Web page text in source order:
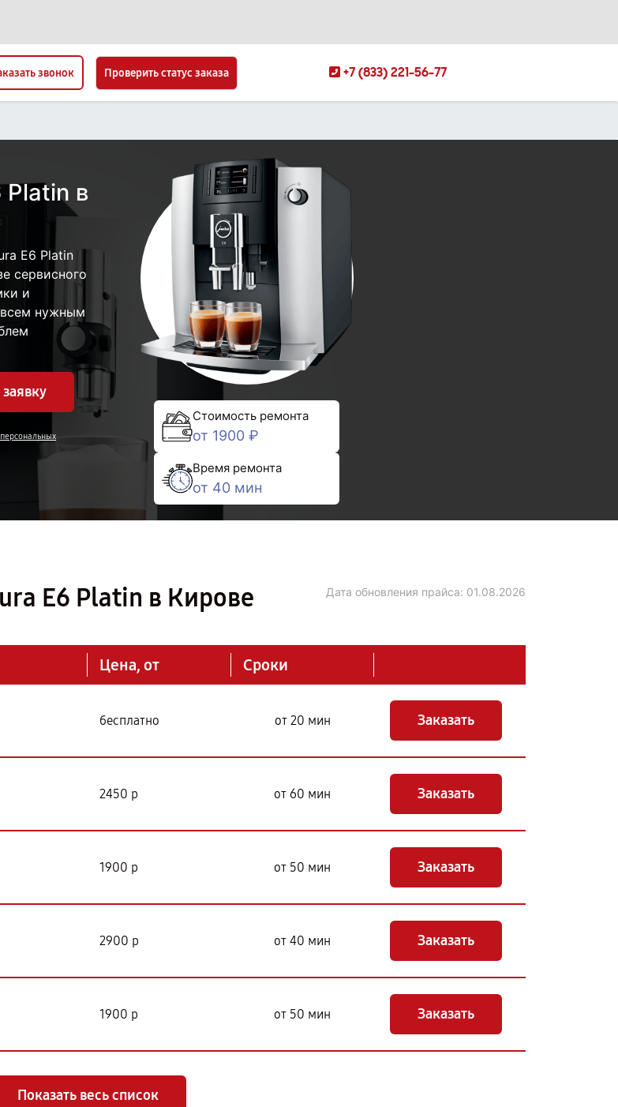
звонок Проверить статус заказа +7 (833) 221-56-77
в
E6 Platin
сервисного
и
всем нужным
персональных
Стоимость ремонта
от 1900 ₽
Время ремонта
от 40 мин
E6 Platin в Кирове Дата обновления прайса: 01.08.2026
Цена, от Сроки
бесплатно от 20 мин Заказать
2450 р от 60 мин Заказать
1900 р от 50 мин Заказать
2900 р от 40 мин Заказать
1900 р от 50 мин Заказать
Показать весь список